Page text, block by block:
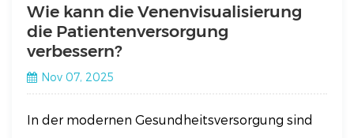
Wie kann die Venenvisualisierung
die Patientenversorgung
verbessern?
Nov 07, 2025
In der modernen Gesundheitsversorgung sind